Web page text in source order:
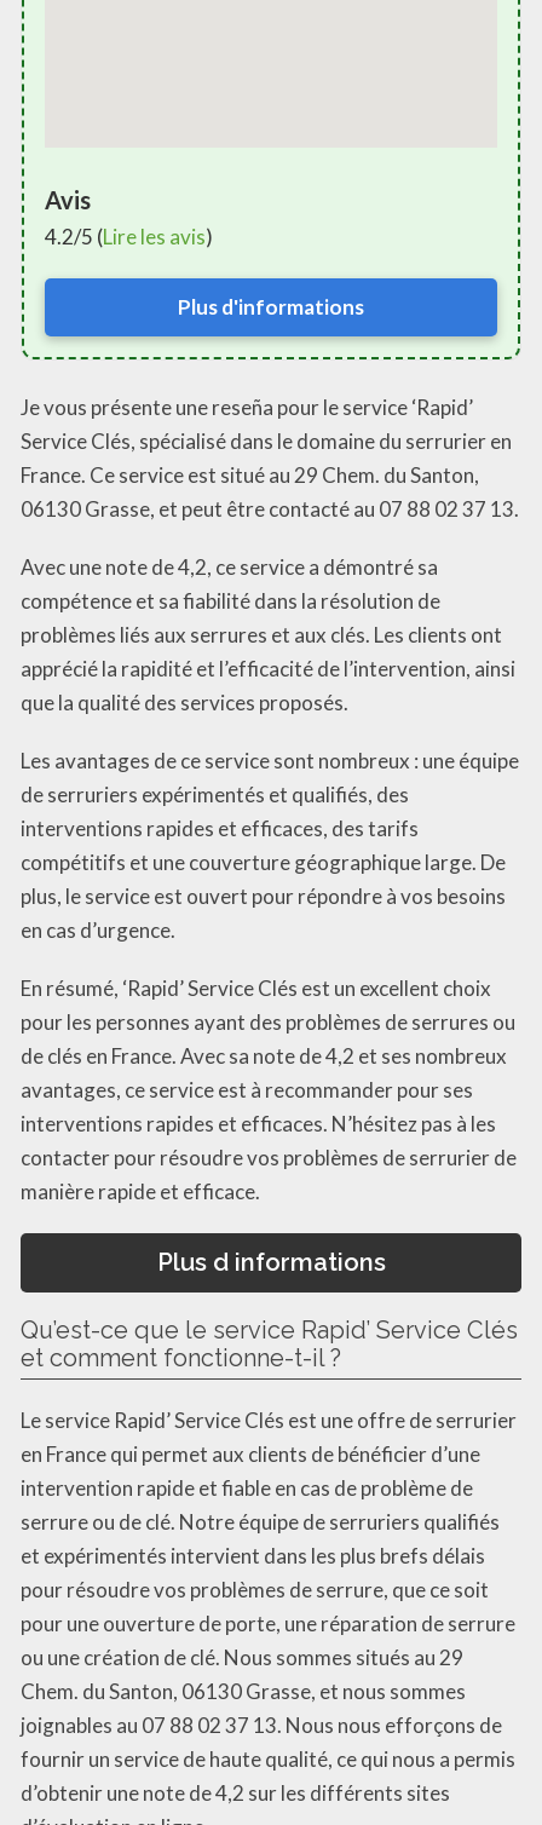
Avis
4.2/5 (Lire les avis)
Plus d'informations
Je vous présente une reseña pour le service ‘Rapid’
Service Clés, spécialisé dans le domaine du serrurier en
France. Ce service est situé au 29 Chem. du Santon,
06130 Grasse, et peut être contacté au 07 88 02 37 13.
Avec une note de 4,2, ce service a démontré sa
compétence et sa fiabilité dans la résolution de
problèmes liés aux serrures et aux clés. Les clients ont
apprécié la rapidité et l’efficacité de l’intervention, ainsi
que la qualité des services proposés.
Les avantages de ce service sont nombreux : une équipe
de serruriers expérimentés et qualifiés, des
interventions rapides et efficaces, des tarifs
compétitifs et une couverture géographique large. De
plus, le service est ouvert pour répondre à vos besoins
en cas d’urgence.
En résumé, ‘Rapid’ Service Clés est un excellent choix
pour les personnes ayant des problèmes de serrures ou
de clés en France. Avec sa note de 4,2 et ses nombreux
avantages, ce service est à recommander pour ses
interventions rapides et efficaces. N’hésitez pas à les
contacter pour résoudre vos problèmes de serrurier de
manière rapide et efficace.
Plus d informations
Qu’est-ce que le service Rapid’ Service Clés
et comment fonctionne-t-il ?
Le service Rapid’ Service Clés est une offre de serrurier
en France qui permet aux clients de bénéficier d’une
intervention rapide et fiable en cas de problème de
serrure ou de clé. Notre équipe de serruriers qualifiés
et expérimentés intervient dans les plus brefs délais
pour résoudre vos problèmes de serrure, que ce soit
pour une ouverture de porte, une réparation de serrure
ou une création de clé. Nous sommes situés au 29
Chem. du Santon, 06130 Grasse, et nous sommes
joignables au 07 88 02 37 13. Nous nous efforçons de
fournir un service de haute qualité, ce qui nous a permis
d’obtenir une note de 4,2 sur les différents sites